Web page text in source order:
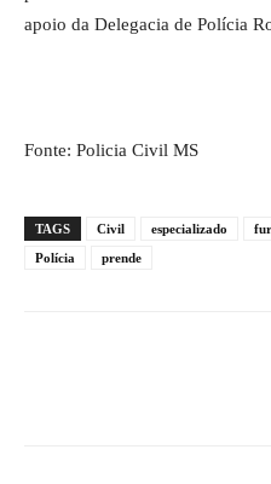
apoio da Delegacia de Polícia
Fonte: Policia Civil MS
TAGS Civil especializado
Polícia
prende